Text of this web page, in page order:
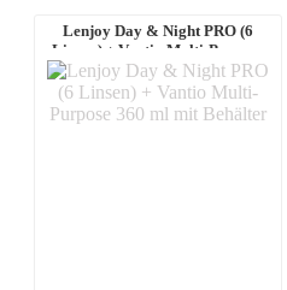
Lenjoy Day & Night PRO (6
Linsen) + Vantio Multi-Purpose
360 ml ...